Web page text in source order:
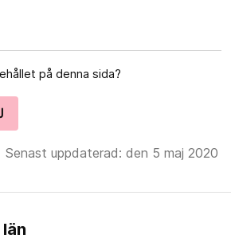
på denna sida?
Senast uppdaterad: den 5 maj 2020